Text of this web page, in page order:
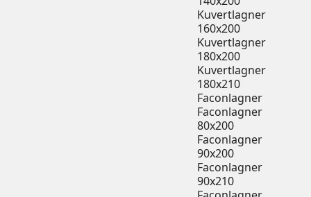
Kuvertlagner
160x200
Kuvertlagner
180x200
Kuvertlagner
180x210
Faconlagner
Faconlagner
80x200
Faconlagner
90x200
Faconlagner
90x210